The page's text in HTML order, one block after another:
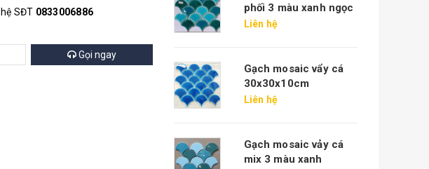
SĐT 0833006886
Gọi ngay
phối 3 màu xanh ngọc
Liên hệ
Gạch mosaic vẩy cá
30x30x10cm
Liên hệ
Gạch mosaic vảy cá
mix 3 màu xanh